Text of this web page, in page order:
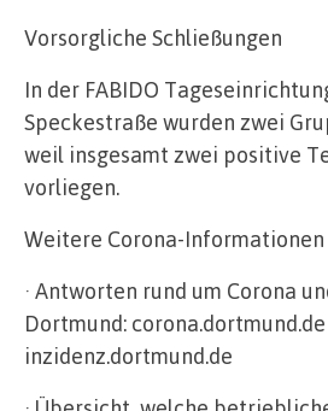
Vorsorgliche Schließungen
In der FABIDO
Speckestraße wurden zwei
weil insgesamt zwei positive
vorliegen.
Weitere Corona-
· Antworten rund um Corona
Dortmund:
inzidenz.dortmund.de